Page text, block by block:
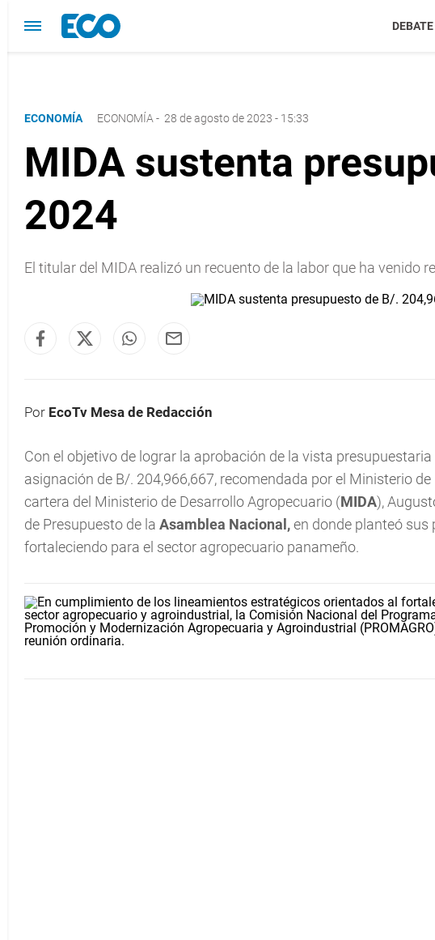
ECONOMÍA ECONOMÍA - 28 de agosto de 2023 - 15:33
MIDA sustenta
2024
El titular del MIDA realizó un recuento de la labor que ha
Por EcoTv Mesa de Redacción
Con el objetivo de lograr la aprobación de la vista
asignación de B/. 204,966,667, recomendada por el Ministerio
cartera del Ministerio de Desarrollo Agropecuario (MIDA),
de Presupuesto de la Asamblea Nacional,en donde planteó sus
fortaleciendo para el sector agropecuario panameño.